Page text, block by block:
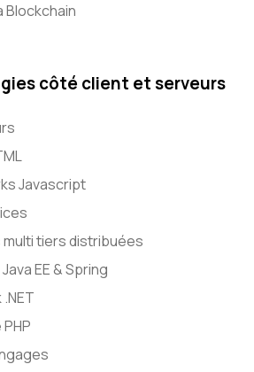
Blockchain
côté client et serveurs
Javascript
tiers distribuées
EE & Spring